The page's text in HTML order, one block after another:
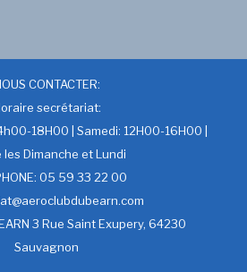
CONTACTER:
secrétariat:
18H00 | Samedi: 12H00-16H00 |
les Dimanche et Lundi
05 59 33 22 00
3 Rue Saint Exupery, 64230
Sauvagnon